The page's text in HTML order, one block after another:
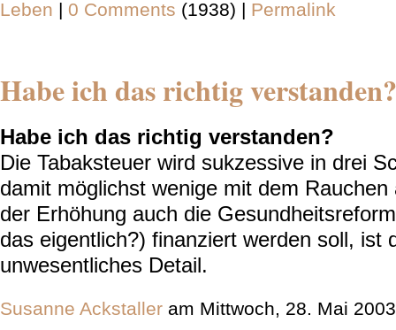
Leben | 0 Comments (1938) | Permalink
Habe ich das richtig verstanden?
Habe ich das richtig verstanden?
Die Tabaksteuer wird sukzessive in drei
damit möglichst wenige mit dem
der Erhöhung auch die
das eigentlich?) finanziert werden soll, ist
unwesentliches Detail.
Susanne Ackstaller am Mittwoch, 28. Mai